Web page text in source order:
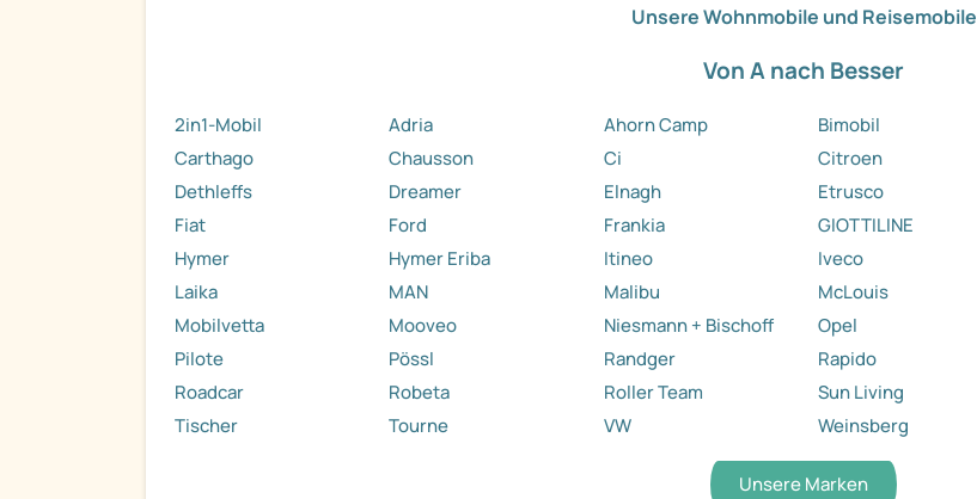
Unsere Wohnmobile und Reisemobile
Von A nach Besser
2in1-Mobil Adria Ahorn Camp Bimobil
Carthago
Chausson Ci Citroen
Dethleffs
Dreamer Elnagh Etrusco
Fiat
Ford Frankia GIOTTILINE
Hymer
Hymer Eriba Itineo Iveco
Laika
MAN Malibu McLouis
Mobilvetta
Mooveo Niesmann + Bischoff Opel
Pilote
Pössl Randger Rapido
Roadcar
Robeta Roller Team Sun Living
Tischer
Tourne VW Weinsberg
Unsere Marken